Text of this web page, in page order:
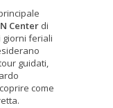
Center di
giorni feriali
guidati,
come